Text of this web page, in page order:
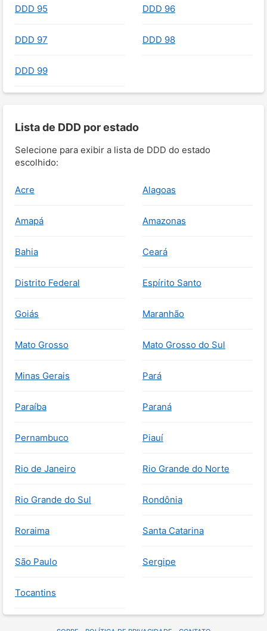
DDD 95 DDD 96
DDD 97 DDD 98
DDD 99
Lista de DDD por estado
Selecione para exibir a lista de DDD do estado
escolhido:
Acre Alagoas
Amapá Amazonas
Bahia Ceará
Distrito Federal Espírito Santo
Goiás Maranhão
Mato Grosso Mato Grosso do Sul
Minas Gerais Pará
Paraíba Paraná
Pernambuco Piauí
Rio de Janeiro Rio Grande do Norte
Rio Grande do Sul Rondônia
Roraima Santa Catarina
São Paulo Sergipe
Tocantins